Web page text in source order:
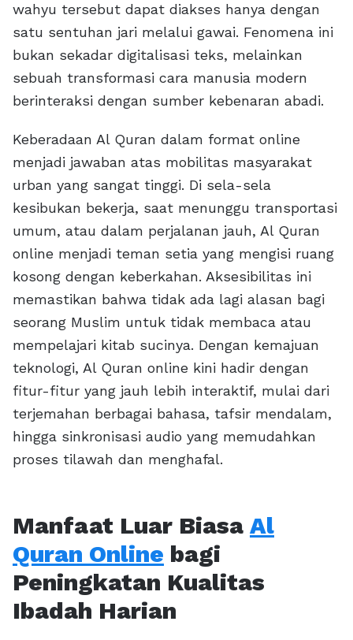
wahyu tersebut dapat diakses hanya dengan
satu sentuhan jari melalui gawai. Fenomena ini
bukan sekadar digitalisasi teks, melainkan
sebuah transformasi cara manusia modern
berinteraksi dengan sumber kebenaran abadi.
Keberadaan Al Quran dalam format online
menjadi jawaban atas mobilitas masyarakat
urban yang sangat tinggi. Di sela-sela
kesibukan bekerja, saat menunggu transportasi
umum, atau dalam perjalanan jauh, Al Quran
online menjadi teman setia yang mengisi ruang
kosong dengan keberkahan. Aksesibilitas ini
memastikan bahwa tidak ada lagi alasan bagi
seorang Muslim untuk tidak membaca atau
mempelajari kitab sucinya. Dengan kemajuan
teknologi, Al Quran online kini hadir dengan
fitur-fitur yang jauh lebih interaktif, mulai dari
terjemahan berbagai bahasa, tafsir mendalam,
hingga sinkronisasi audio yang memudahkan
proses tilawah dan menghafal.
Manfaat Luar Biasa Al
Quran Online bagi
Peningkatan Kualitas
Ibadah Harian